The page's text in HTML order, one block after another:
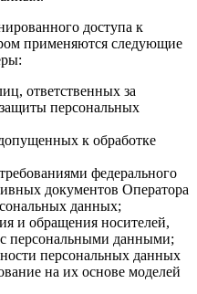
доступа к
применяются следующие
ответственных за
персональных
к обработке
федерального
документов Оператора
данных;
и обращения носителей,
персональными данными;
персональных данных
на их основе моделей